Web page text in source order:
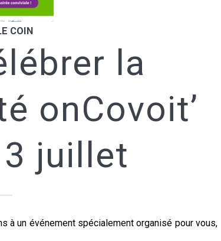
COIN
la
onCovoit’
juillet
à un événement spécialement organisé pour vous,